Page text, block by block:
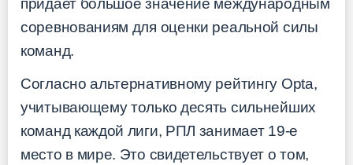
придает большое значение международным
соревнованиям для оценки реальной силы
команд.
Согласно альтернативному рейтингу Opta,
учитывающему только десять сильнейших
команд каждой лиги, РПЛ занимает 19-е
место в мире. Это свидетельствует о том,